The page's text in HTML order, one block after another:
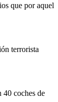
que por aquel
terrorista
40 coches de